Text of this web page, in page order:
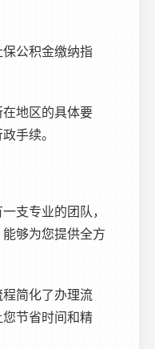
公积金缴纳指
地区的具体要
手续。
支专业的团队，
够为您提供全方
简化了办理流
节省时间和精